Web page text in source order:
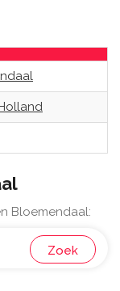
Bloemendaal:
Zoek